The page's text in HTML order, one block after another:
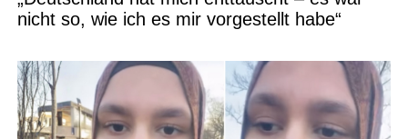
nicht so, wie ich es mir vorgestellt habe“